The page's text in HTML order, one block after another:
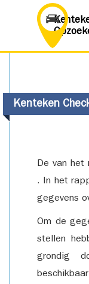
Kenteken
De van het
. In het
gegevens
Om de
stellen
grondig